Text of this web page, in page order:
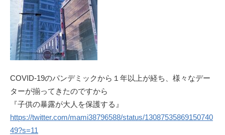
COVID-19のパンデミックから１年以上が経ち、様々なデー
ターが揃ってきたのですから
『子供の暴露が大人を保護する』
https://twitter.com/mami38796588/status/13087535869150740
49?s=11